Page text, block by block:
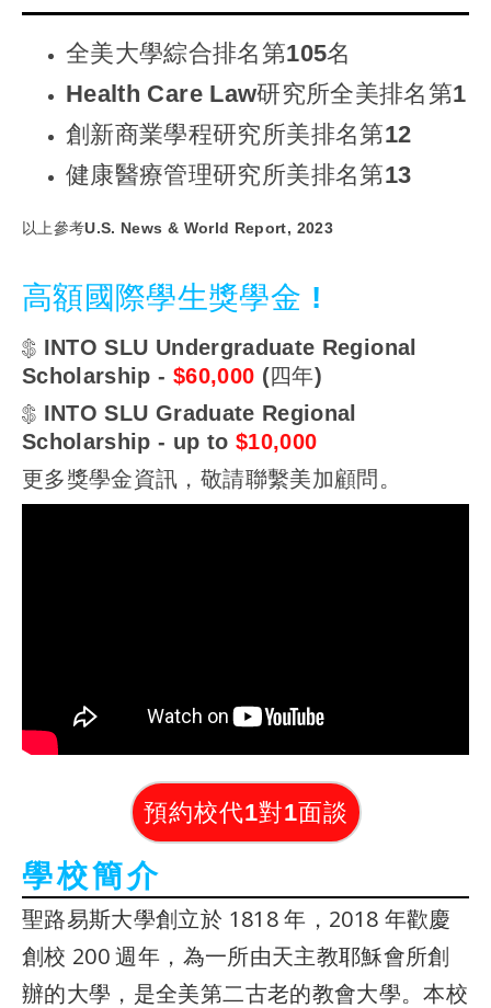
全美大學綜合排名第105名
Health Care Law研究所全美排名第1
創新商業學程研究所美排名第12
健康醫療管理研究所美排名第13
以上參考U.S. News & World Report, 2023
高額國際學生獎學金 !
INTO SLU Undergraduate Regional
Scholarship - $60,000 (四年)
INTO SLU Graduate Regional
Scholarship - up to$10,000
更多獎學金資訊，敬請聯繫美加顧問。
預約校代1對1面談
學校簡介
聖路易斯大學創立於 1818 年，2018 年歡慶
創校 200 週年，為一所由天主教耶穌會所創
辦的大學，是全美第二古老的教會大學。本校